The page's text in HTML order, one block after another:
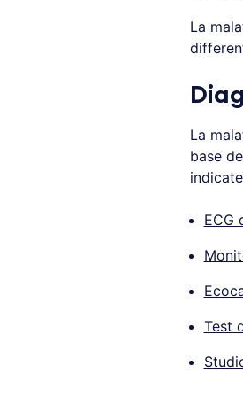
La
La
base
ECG
Test